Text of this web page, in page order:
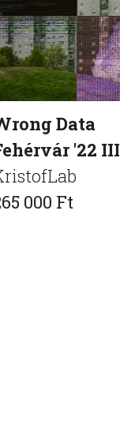
Data
'22 III
000 Ft